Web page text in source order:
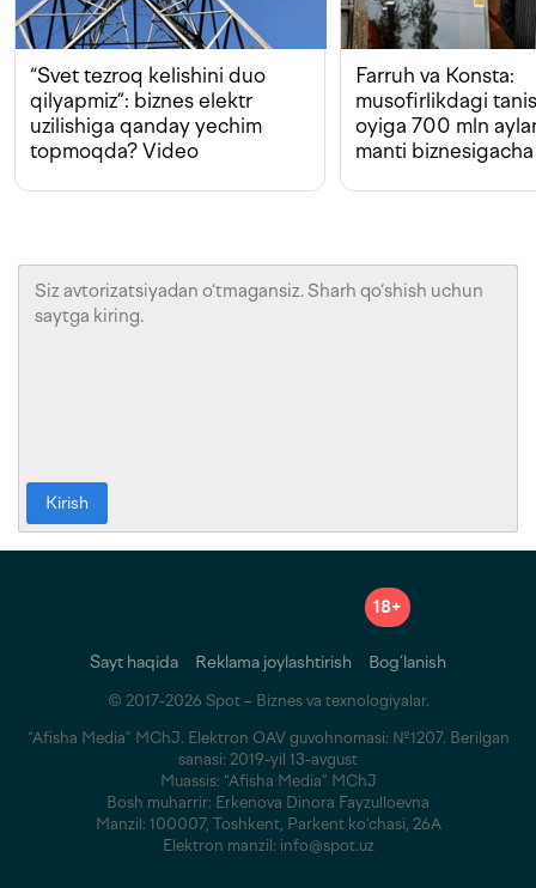
“Svet tezroq kelishini duo
qilyapmiz”: biznes elektr
uzilishiga qanday yechim
topmoqda? Video
Farruh va Konsta:
musofirlikdagi
oyiga 700 mln
manti biznesigacha
Kirish
18+
Sayt haqida Reklama joylashtirish Bog‘lanish
© 2017-2026 Spot – Biznes va texnologiyalar.
“Afisha Media” MChJ. Elektron OAV guvohnomasi: №1207. Berilgan
sanasi: 2019-yil 13-avgust
Muassis: “Afisha Media” MChJ
Bosh muharrir: Erkenova Dinora Fayzulloevna
Manzil: 100007, Toshkent, Parkent ko‘chasi, 26A
Elektron manzil: info@spot.uz